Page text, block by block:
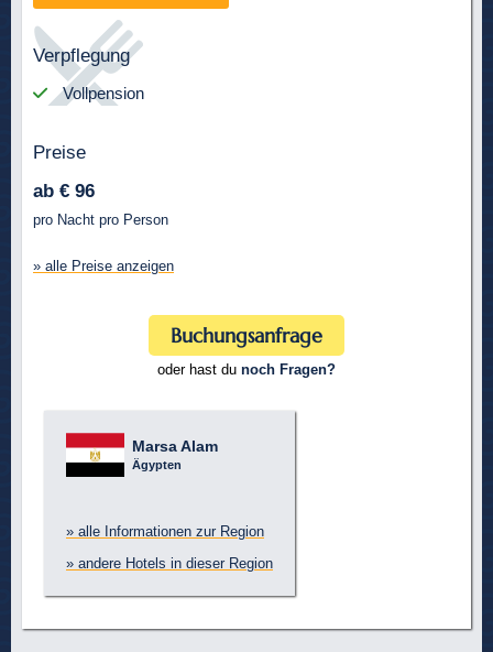
Preise
ab € 96
pro Nacht pro Person
» alle Preise anzeigen
Verpflegung
Vollpension
Marsa Alam
Ägypten
» alle Informationen zur Region
» andere Hotels in dieser Region
Buchungsanfrage
oder hast du noch Fragen?